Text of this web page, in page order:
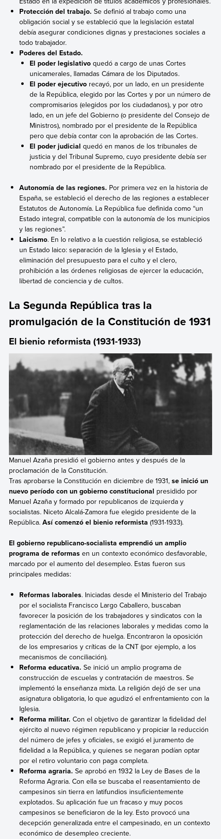
Protección del trabajo. Se definió al trabajo como una
obligación social y se estableció que la legislación estatal
debía asegurar condiciones dignas y prestaciones sociales a
todo trabajador.
Poderes del Estado.
El poder legislativo quedó a cargo de unas Cortes
unicamerales, llamadas Cámara de los Diputados.
El poder ejecutivo recayó, por un lado, en un presidente
de la República, elegido por las Cortes y por un número de
compromisarios (elegidos por los ciudadanos), y por otro
lado, en un jefe del Gobierno (o presidente del Consejo de
Ministros), nombrado por el presidente de la República
pero que debía contar con la aprobación de las Cortes.
El poder judicial quedó en manos de los tribunales de
justicia y del Tribunal Supremo, cuyo presidente debía ser
nombrado por el presidente de la República.
Autonomía de las regiones. Por primera vez en la historia de
España, se estableció el derecho de las regiones a establecer
Estatutos de Autonomía. La República fue definida como “un
Estado integral, compatible con la autonomía de los municipios
y las regiones”.
Laicismo. En lo relativo a la cuestión religiosa, se estableció
un Estado laico: separación de la Iglesia y el Estado,
eliminación del presupuesto para el culto y el clero,
prohibición a las órdenes religiosas de ejercer la educación,
libertad de conciencia y de cultos.
La Segunda República tras la
promulgación de la Constitución de 1931
El bienio reformista (1931-1933)
Manuel Azaña presidió el gobierno antes y después de la
proclamación de la Constitución.
Tras aprobarse la Constitución en diciembre de 1931, se inició un
nuevo período con un gobierno constitucional presidido por
Manuel Azaña y formado por republicanos de izquierda y
socialistas. Niceto Alcalá-Zamora fue elegido presidente de la
República. Así comenzó el bienio reformista (1931-1933).
El gobierno republicano-socialista emprendió un amplio
programa de reformasen un contexto económico desfavorable,
marcado por el aumento del desempleo. Estas fueron sus
principales medidas:
Reformas laborales. Iniciadas desde el Ministerio del Trabajo
por el socialista Francisco Largo Caballero, buscaban
favorecer la posición de los trabajadores y sindicatos con la
reglamentación de las relaciones laborales y medidas como la
protección del derecho de huelga. Encontraron la oposición
de los empresarios y críticas de la CNT (por ejemplo, a los
mecanismos de conciliación).
Reforma educativa. Se inició un amplio programa de
construcción de escuelas y contratación de maestros. Se
implementó la enseñanza mixta. La religión dejó de ser una
asignatura obligatoria, lo que agudizó el enfrentamiento con la
Iglesia.
Reforma militar. Con el objetivo de garantizar la fidelidad del
ejército al nuevo régimen republicano y propiciar la reducción
del número de jefes y oficiales, se exigió el juramento de
fidelidad a la República, y quienes se negaran podían optar
por el retiro voluntario con paga completa.
Reforma agraria.Se aprobó en 1932 la Ley de Bases de la
Reforma Agraria. Con ella se buscaba el reasentamiento de
campesinos sin tierra en latifundios insuficientemente
explotados. Su aplicación fue un fracaso y muy pocos
campesinos se beneficiaron de la ley. Esto provocó una
decepción generalizada entre el campesinado, en un contexto
económico de desempleo creciente.